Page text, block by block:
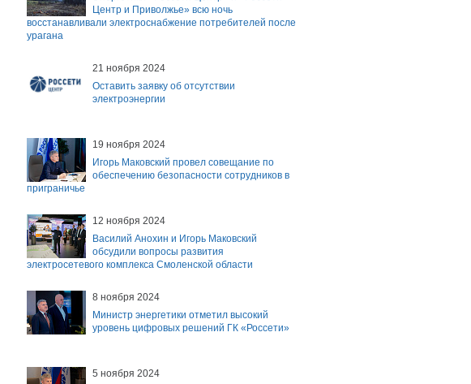
Центр и Приволжье» всю ночь
восстанавливали электроснабжение потребителей после
урагана
21 ноября 2024
Оставить заявку об отсутствии
электроэнергии
19 ноября 2024
Игорь Маковский провел совещание по
обеспечению безопасности сотрудников в
приграничье
12 ноября 2024
Василий Анохин и Игорь Маковский
обсудили вопросы развития
электросетевого комплекса Смоленской области
8 ноября 2024
Министр энергетики отметил высокий
уровень цифровых решений ГК «Россети»
5 ноября 2024